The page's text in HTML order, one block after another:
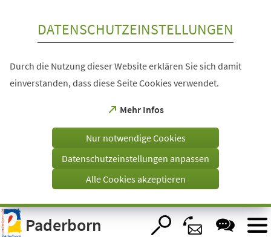
Visuelle
Assistenzsoftware
öffnen.
DATENSCHUTZEINSTELLUNGEN
Durch die Nutzung dieser Website erklären Sie sich damit
einverstanden, dass diese Seite Cookies verwendet.
Mehr Infos
(Öffnet
einem
Tab)
Nur notwendige Cookies
Datenschutzeinstellungen anpassen
Alle Cookies akzeptieren
Paderborn